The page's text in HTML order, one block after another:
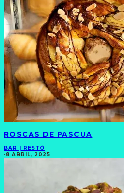
ROSCAS DE PASCUA
BAR | RESTÓ
·8 ABRIL, 2025